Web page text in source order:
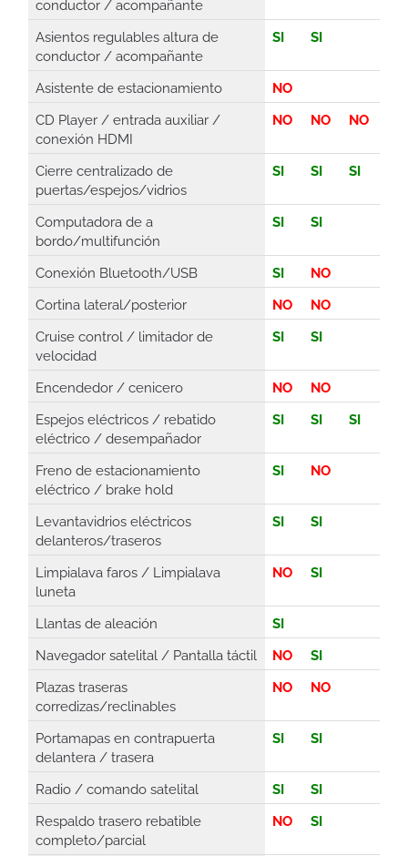
conductor / acompañante
Asientos regulables altura de
conductor / acompañante
SI SI
Asistente de estacionamiento
NO
CD Player / entrada auxiliar /
conexión HDMI
NO NO NO
Cierre centralizado de
puertas/espejos/vidrios
SI SI SI
Computadora de a
bordo/multifunción
SI SI
Conexión Bluetooth/USB SI
NO
Cortina lateral/posterior
NO
NO
Cruise control / limitador de
velocidad
SI SI
Encendedor / cenicero NO
NO
Espejos eléctricos / rebatido
eléctrico / desempañador
SI SI SI
Freno de estacionamiento
eléctrico / brake hold
SI NO
Levantavidrios eléctricos
delanteros/traseros
SI SI
Limpialava faros / Limpialava
luneta
NO SI
Llantas de aleación
SI
Navegador satelital / Pantalla táctil
NO
SI
Plazas traseras
corredizas/reclinables
NO NO
Portamapas en contrapuerta
delantera / trasera
SI SI
Radio / comando satelital SI
SI
Respaldo trasero rebatible
completo/parcial
NO SI